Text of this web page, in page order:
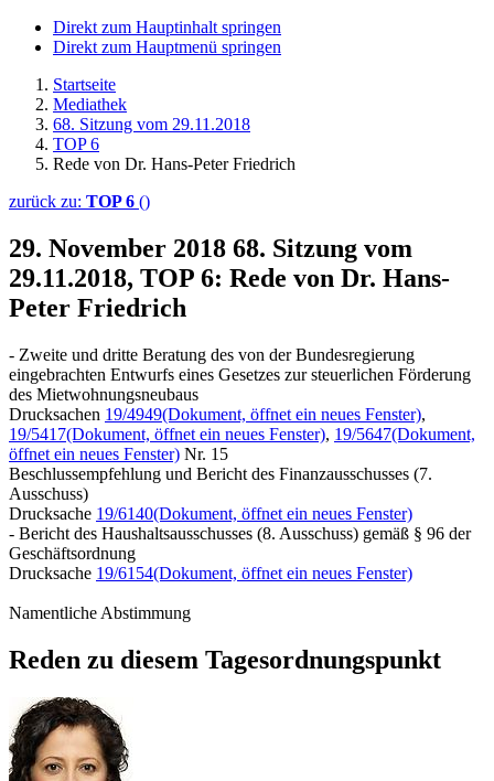
Direkt zum Hauptinhalt springen
Direkt zum Hauptmenü springen
Startseite
Mediathek
68. Sitzung vom 29.11.2018
TOP 6
Rede von Dr. Hans-Peter Friedrich
zurück zu: TOP 6 ()
29. November 2018 68. Sitzung vom
29.11.2018, TOP 6: Rede von Dr. Hans-
Peter Friedrich
- Zweite und dritte Beratung des von der Bundesregierung
eingebrachten Entwurfs eines Gesetzes zur steuerlichen Förderung
des Mietwohnungsneubaus
Drucksachen 19/4949(Dokument, öffnet ein neues Fenster),
19/5417(Dokument, öffnet ein neues Fenster), 19/5647(Dokument,
öffnet ein neues Fenster) Nr. 15
Beschlussempfehlung und Bericht des Finanzausschusses (7.
Ausschuss)
Drucksache 19/6140(Dokument, öffnet ein neues Fenster)
- Bericht des Haushaltsausschusses (8. Ausschuss) gemäß § 96 der
Geschäftsordnung
Drucksache 19/6154(Dokument, öffnet ein neues Fenster)
Namentliche Abstimmung
Reden zu diesem Tagesordnungspunkt